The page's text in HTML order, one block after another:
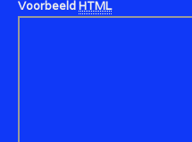
VoorbeeldHTML